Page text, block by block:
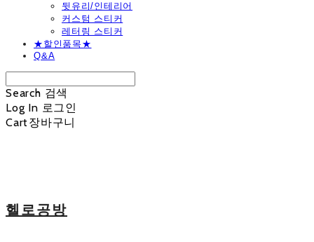
뒷유리/인테리어
커스텀 스티커
레터링 스티커
★할인품목★
Q&A
Search 검색
Log In 로그인
Cart장바구니
헬로공방